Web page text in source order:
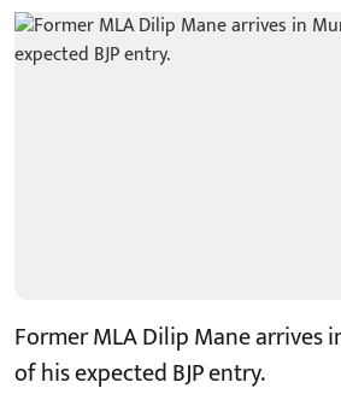
Former MLA Dilip Mane arrives
of his expected BJP entry.